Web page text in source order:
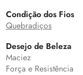
Condição dos Fios
Quebradiços
Desejo de Beleza
Maciez
Força e Resistência